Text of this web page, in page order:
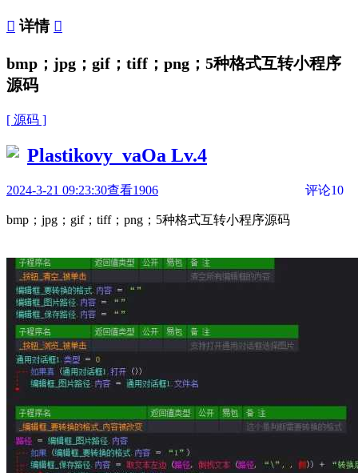
 详情 
bmp；jpg；gif；tiff；png；5种格式互转小程序
源码
[ 源码 ]
Plastikovy_vaOa Lv.4
2024-3-21 09:23:30查看1906 评论10
bmp；jpg；gif；tiff；png；5种格式互转小程序源码